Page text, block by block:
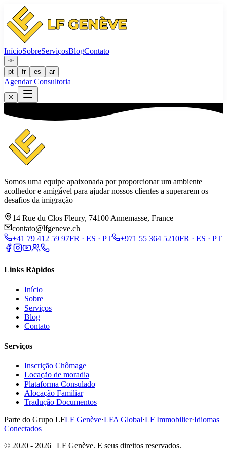
InícioSobreServiçosBlogContato
pt fr es ar
Agendar Consultoria
Somos uma equipe apaixonada por proporcionar um ambiente
acolhedor e amigável para ajudar nossos clientes a superarem os
desafios da imigração
14 Rue du Clos Fleury, 74100 Annemasse, France
contato@lfgeneve.ch
+41 79 412 59 97FR · ES · PT +971 55 364 5210FR · ES · PT
Links Rápidos
Início
Sobre
Serviços
Blog
Contato
Serviços
Inscrição Chômage
Locação de moradia
Plataforma Consulado
Alocação Familiar
Tradução Documentos
Parte do Grupo LFLF Genève·LFA Global·LF Immobilier·Idiomas
Conectados
© 2020 - 2026 | LF Genève. E seus direitos reservados.